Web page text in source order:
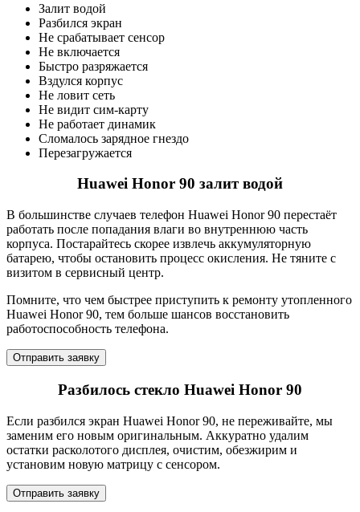
Залит водой
Разбился экран
Не срабатывает сенсор
Не включается
Быстро разряжается
Вздулся корпус
Не ловит сеть
Не видит сим-карту
Не работает динамик
Сломалось зарядное гнездо
Перезагружается
Huawei Honor 90 залит водой
В большинстве случаев телефон Huawei Honor 90 перестаёт
работать после попадания влаги во внутреннюю часть
корпуса. Постарайтесь скорее извлечь аккумуляторную
батарею, чтобы остановить процесс окисления. Не тяните с
визитом в сервисный центр.
Помните, что чем быстрее приступить к ремонту утопленного
Huawei Honor 90, тем больше шансов восстановить
работоспособность телефона.
Отправить заявку
Разбилось стекло Huawei Honor 90
Если разбился экран Huawei Honor 90, не переживайте, мы
заменим его новым оригинальным. Аккуратно удалим
остатки расколотого дисплея, очистим, обезжирим и
установим новую матрицу с сенсором.
Отправить заявку